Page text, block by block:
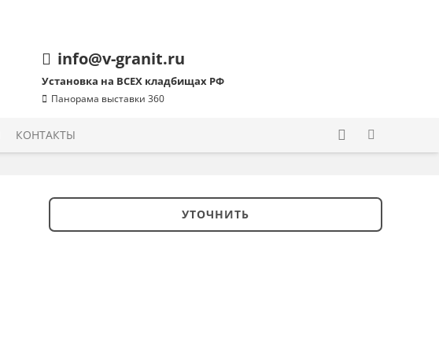
info@v-granit.ru
Установка на ВСЕХ кладбищах РФ
Панорама выставки 360
КОНТАКТЫ
Количество
УТОЧНИТЬ